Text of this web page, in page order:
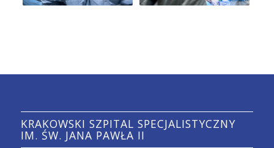
KRAKOWSKI SZPITAL SPECJALISTYCZNY
IM. ŚW. JANA PAWŁA II